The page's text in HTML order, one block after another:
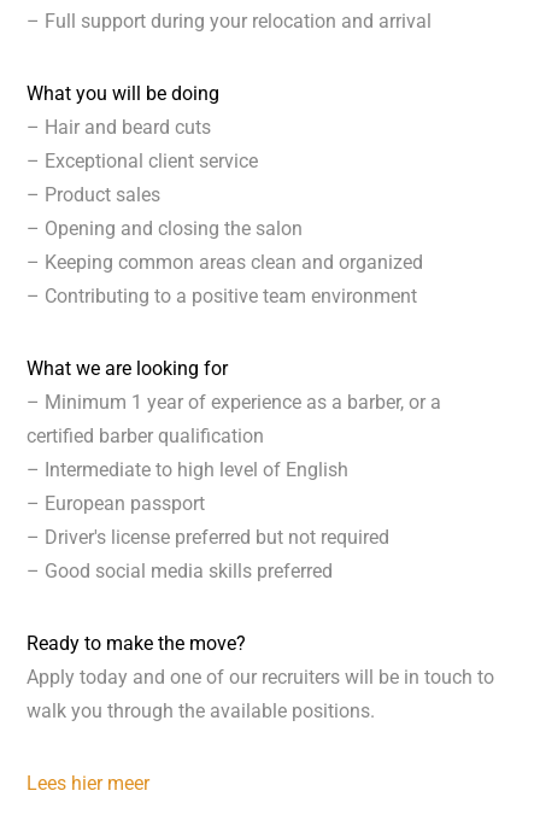
– Full support during your relocation and arrival
What you will be doing
– Hair and beard cuts
– Exceptional client service
– Product sales
– Opening and closing the salon
– Keeping common areas clean and organized
– Contributing to a positive team environment
What we are looking for
– Minimum 1 year of experience as a barber, or a
certified barber qualification
– Intermediate to high level of English
– European passport
– Driver's license preferred but not required
– Good social media skills preferred
Ready to make the move?
Apply today and one of our recruiters will be in touch to
walk you through the available positions.
Lees hier meer